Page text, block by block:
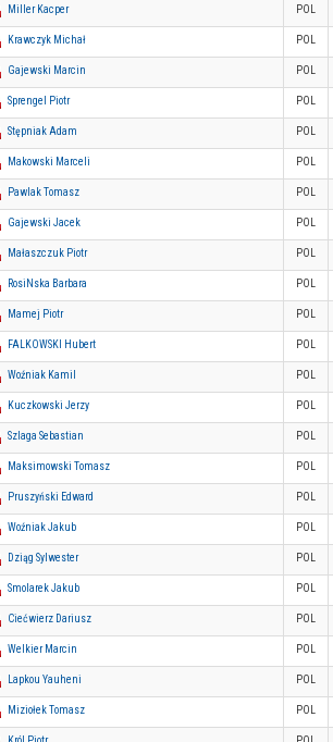
Miller Kacper POL
Krawczyk Michał POL
Gajewski Marcin POL
Sprengel Piotr POL
Stępniak Adam POL
Makowski Marceli POL
Pawlak Tomasz POL
Gajewski Jacek POL
Małaszczuk Piotr POL
RosiNska Barbara POL
Mamej Piotr POL
FALKOWSKI Hubert POL
Woźniak Kamil POL
Kuczkowski Jerzy POL
Szlaga Sebastian POL
Maksimowski Tomasz POL
Pruszyński Edward POL
Woźniak Jakub POL
Dziąg Sylwester POL
Smolarek Jakub POL
Ciećwierz Dariusz POL
Welkier Marcin POL
Lapkou Yauheni POL
Miziołek Tomasz POL